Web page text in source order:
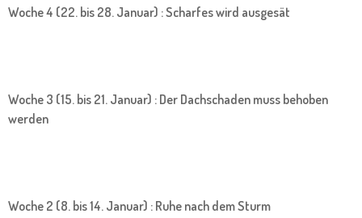
Woche 4 (22. bis 28. Januar) : Scharfes wird ausgesät
Woche 3 (15. bis 21. Januar) : Der Dachschaden muss behoben
werden
Woche 2 (8. bis 14. Januar) : Ruhe nach dem Sturm